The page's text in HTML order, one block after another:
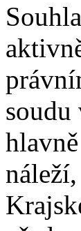
soudu